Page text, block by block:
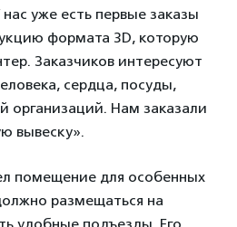
нас уже есть первые заказы
формата 3D, которую
Заказчиков интересуют
сердца, посуды,
организаций. Нам заказали
вывеску».
помещение для особенных
размещаться на